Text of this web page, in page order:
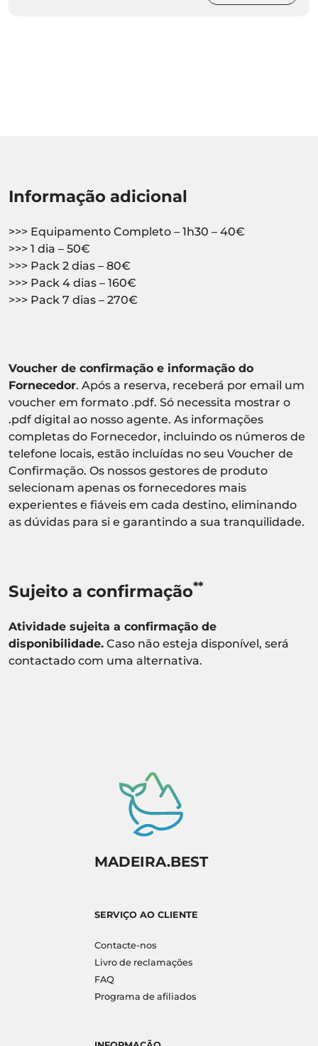
Informação adicional
>>> Equipamento Completo – 1h30 – 40€
>>> 1 dia – 50€
>>> Pack 2 dias – 80€
>>> Pack 4 dias – 160€
>>> Pack 7 dias – 270€
Voucher de confirmação e informação do
Fornecedor. Após a reserva, receberá por email um
voucher em formato .pdf. Só necessita mostrar o
.pdf digital ao nosso agente. As informações
completas do Fornecedor, incluindo os números de
telefone locais, estão incluídas no seu Voucher de
Confirmação. Os nossos gestores de produto
selecionam apenas os fornecedores mais
experientes e fiáveis em cada destino, eliminando
as dúvidas para si e garantindo a sua tranquilidade.
Sujeito a confirmação**
Atividade sujeita a confirmação de
disponibilidade. Caso não esteja disponível, será
contactado com uma alternativa.
MADEIRA.BEST
SERVIÇO AO CLIENTE
Contacte-nos
Livro de reclamações
FAQ
Programa de afiliados